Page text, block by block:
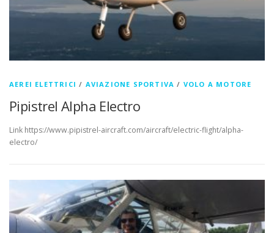
AEREI ELETTRICI / AVIAZIONE SPORTIVA / VOLO A MOTORE
Pipistrel Alpha Electro
Link https://www.pipistrel-aircraft.com/aircraft/electric-flight/alpha-
electro/